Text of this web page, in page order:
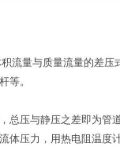
流量与质量流量的差
等。
总压与静压之差即为管
体压力，用热电阻温度